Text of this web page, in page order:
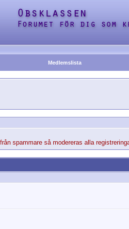
Medlemslista
spammare så modereras alla